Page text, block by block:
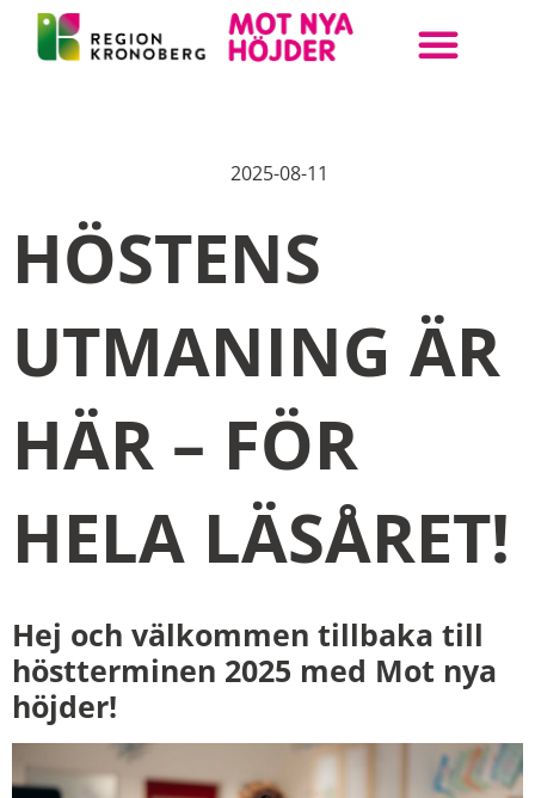
2025-08-11
HÖSTENS
UTMANING ÄR
HÄR – FÖR
HELA LÄSÅRET!
Hej och välkommen tillbaka till
höstterminen 2025 med Mot nya
höjder!